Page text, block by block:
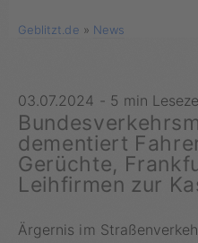
Geblitzt.de » News
03.07.2024 - 5 min
dementiert
Gerüchte,
Leihfirmen zur
Ärgernis im